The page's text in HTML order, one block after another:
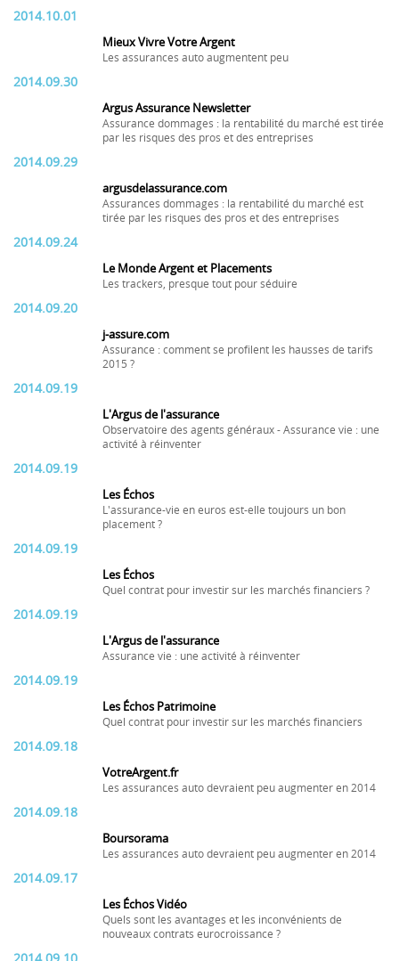
2014.10.01
Mieux Vivre Votre Argent
Les assurances auto augmentent peu
2014.09.30
Argus Assurance Newsletter
Assurance dommages : la rentabilité du marché est tirée
par les risques des pros et des entreprises
2014.09.29
argusdelassurance.com
Assurances dommages : la rentabilité du marché est
tirée par les risques des pros et des entreprises
2014.09.24
Le Monde Argent et Placements
Les trackers, presque tout pour séduire
2014.09.20
j-assure.com
Assurance : comment se profilent les hausses de tarifs
2015 ?
2014.09.19
L'Argus de l'assurance
Observatoire des agents généraux - Assurance vie : une
activité à réinventer
2014.09.19
Les Échos
L'assurance-vie en euros est-elle toujours un bon
placement ?
2014.09.19
Les Échos
Quel contrat pour investir sur les marchés financiers ?
2014.09.19
L'Argus de l'assurance
Assurance vie : une activité à réinventer
2014.09.19
Les Échos Patrimoine
Quel contrat pour investir sur les marchés financiers
2014.09.18
VotreArgent.fr
Les assurances auto devraient peu augmenter en 2014
2014.09.18
Boursorama
Les assurances auto devraient peu augmenter en 2014
2014.09.17
Les Échos Vidéo
Quels sont les avantages et les inconvénients de
nouveaux contrats eurocroissance ?